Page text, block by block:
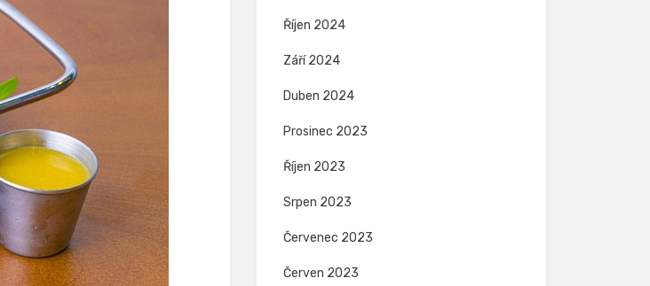
Říjen 2024
Září 2024
Duben 2024
Prosinec 2023
Říjen 2023
Srpen 2023
Červenec 2023
Červen 2023